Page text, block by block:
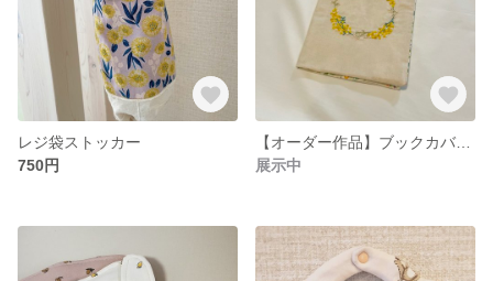
レジ袋ストッカー
750円
【オーダー作品】ブックカバー and ペンケース
展示中